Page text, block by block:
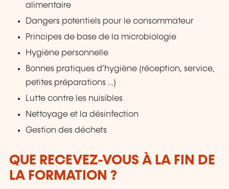
alimentaire
Dangers potentiels pour le consommateur
Principes de base de la microbiologie
Hygiène personnelle
Bonnes pratiques d’hygiène (réception, service,
petites préparations …)
Lutte contre les nuisibles
Nettoyage et la désinfection
Gestion des déchets
QUE RECEVEZ-VOUS À LA FIN DE
LA FORMATION ?